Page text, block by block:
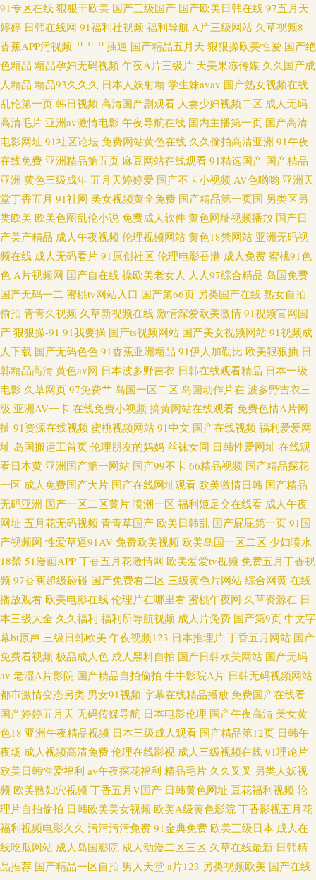
91专区在线 狠狠干欧美 国产三级国产 国产欧美日韩在线 97五月天
婷婷 日韩在线网 91福利社视频 福利导航 A片三级网站 久草视频8
香蕉APP污视频 艹艹艹插逼 国产精品五月天 狠狠操欧美性爱 国产绝
色精品 精品孕妇无码视频 午夜A片三级片 天美果冻传媒 久久国产成
人精品 精品93久久久 日本人妖射精 学生妹avav 国产熟女视频在线
乱伦第一页 韩日视频 高清国产剧观看 人妻少妇视频二区 成人无码
高清毛片 亚洲av激情电影 午夜导航在线 国内主播第一页 国产高清
电影网址 91社区论坛 免费网站黄色在线 久久偷拍高清亚洲 91午夜
在线免费 亚洲精品第五页 麻豆网站在线观看 91精选国产 国产精品
亚洲 黄色三级成年 五月天婷婷爱 国产不卡小视频 AV色哟哟 亚洲天
堂丁香五月 91社网 美女视频黄全免费 国产精品第一页国 另类区另
类欧美 欧美色图乱伦小说 免费成人软件 黄色网址视频播放 国产日
产美产精品 成人午夜视频 伦理视频网站 黄色18禁网站 亚洲无码视
频在线 成人无码看片 91原创社区 伦理电影香港 成人免费 蜜桃91色
色 A片视频网 国产自在线 操欧美老女人 人人97综合精品 岛国免费
国产无码一二 蜜桃tv网站入口 国产第66页 另类国产在线 熟女自拍
偷拍 青青久视频 久草新视频在线 激情深爱欧美激情 91视频官网国
产 狠狠操-91 91我要操 国产ts视频网站 国产美女视频网站 91视频成
人下载 国产无码色色 91香蕉亚洲精品 91伊人加勒比 欧美狠狠插 日
韩精品高清 黄色av网 日本波多野吉衣 日韩在线观看精品 日本一级
电影 久草网页 97免费艹 岛国一区二区 岛国动作片在 波多野吉衣三
级 亚洲AV一卡 在线免费小视频 搞黄网站在线观看 免费色情A片网
扯 91资源在线视频 蜜桃视频网站 91中文 国产在线视频 福利爱爱网
址 岛国搬运工首页 伦理朋友的妈妈 丝袜女同 日韩性爱网址 在线观
看日本黄 亚洲国产第一网站 国产99不卡 66精品视频 国产精品探花
一区 成人免费国产大片 国产在线网址观看 欧美激情日韩 国产精品
无码亚洲 国产一区二区黄片 喷潮一区 福利姬足交在线看 成人午夜
网址 五月花无码视频 青青草国产 欧美日韩乱 国产屁屁第一页 91国
产视频网 性爱草逼91AV 免费欧美视频 欧美岛国一区二区 少妇喷水
18禁 51漫画APP 丁香五月花激情网 欧美爱爱tv视频 免费五月丁香视
频 97香蕉超级碰碰 国产免费看二区 三级黄色片网站 综合网黄 在线
播放观看 欧美电影在线 伦理片在哪里看 蜜桃午夜网 久草资源在 日
本三级大全 久久福利 福利所导航视频 成人片免费 国产第9页 中文字
幕bt原声 三级日韩欧美 午夜视频123 日本推理片 丁香五月网站 国产
免费看视频 极品成人色 成人黑料自拍 国产日韩欧美网站 国产无码
av 老湿A片影院 国产精品自拍偷拍 牛牛影院A片 日韩无码视频网站
都市激情变态另类 男女91视频 字幕在线精品播放 免费国产在线看
国产婷婷五月天 无码传媒导航 日本电影伦理 国产午夜高清 美女黄
色18 亚洲午夜精品视频 日本三级成人观看 国产精品第12页 日韩午
夜场 成人视频高清免费 伦理在线影视 成人三级视频在线 91理论片
欧美日韩性爱福利 av午夜探花福利 精品毛片 久久叉叉 另类人妖视
频 欧美熟妇穴视频 丁香五月V国产 日韩黄色网址 豆花福利视频 轮
理片自拍偷拍 日韩欧美美女视频 欧美A级黄色影院 丁香影视五月花
福利视频电影久久 污污污污免费 91金典免费 欧美三级日本 成人在
线吃瓜网站 成人岛国影院 成人动漫二区三区 久草在线最新 日韩精
品推荐 国产精品一区自拍 男人天堂 a片123 另类视频欧美 国产在线